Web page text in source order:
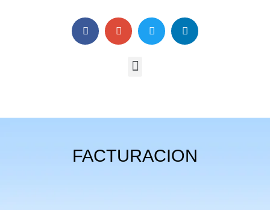
FACTURACION